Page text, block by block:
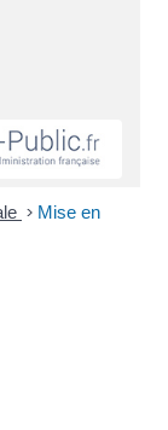
> Mise en